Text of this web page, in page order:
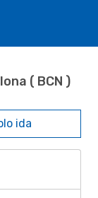
( BCN )
ida